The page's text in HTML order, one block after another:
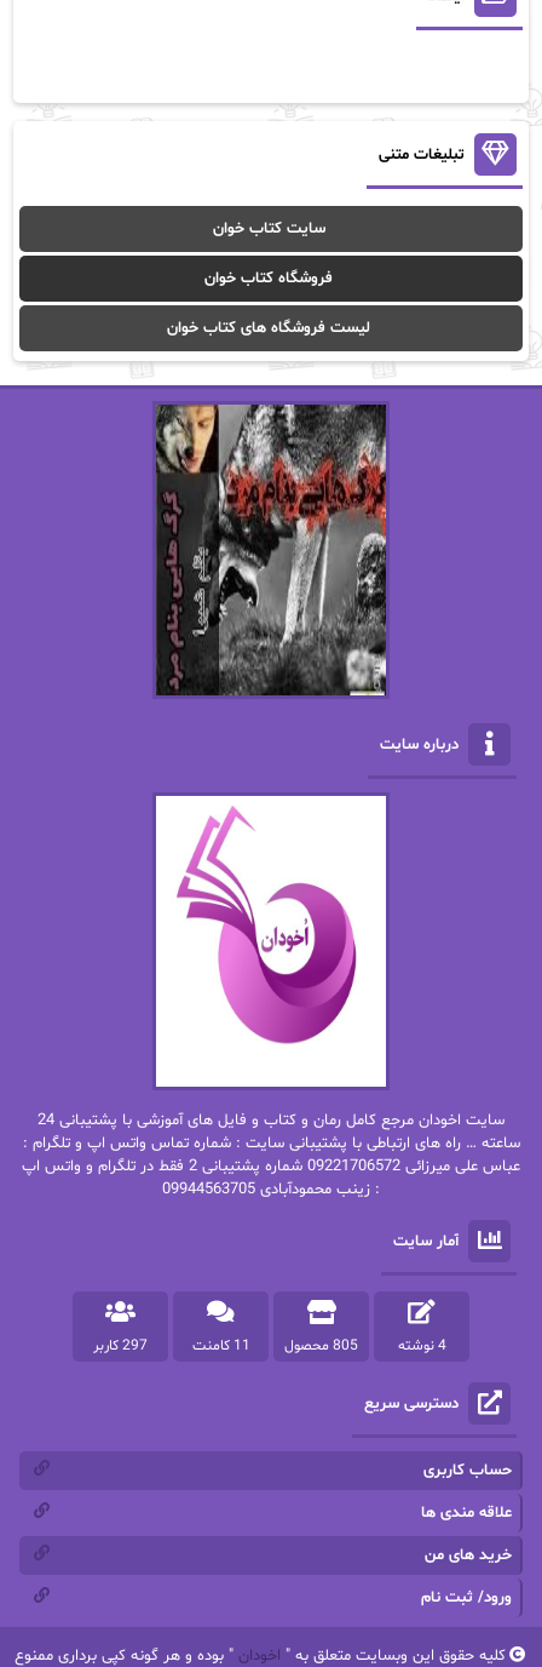
آن ماری سلینکو آنا تاد
آنالیا
آوا موسوی آیدا (Aixi)
آیدا باقری آیسان صادقی
ا_اصغر زاده ا_اصغرزاده
اریک مورگنشترن از نیلوفر لاری
استل مسکم
اصغر زاده
اکرم محمدی
الف صاد
الکساندر دوما
الناز پاکپور‌
الناز محمدی
امیر فرهی
باران
بهار سلطانی
بهاره شیرازی
بهاره.م
بیتا فرخی
پاتریشیا ویلسون پرتو فرهمند
پرستو اسحقی
پرستو مهاجر
پرهام رسولی
پروانه قدیمی پروانه محمدی
پریسا شکور(طوفان خاموش)
پنلوپه وارد
تاران
ترنم.25
تبلیغات متنی
سایت کتاب خوان
فروشگاه کتاب خوان
لیست فروشگاه های کتاب خوان
درباره سایت
سایت اخودان مرجع کامل رمان و کتاب و فایل های آموزشی با پشتیبانی 24
ساعته … راه های ارتباطی با پشتیبانی سایت : شماره تماس واتس اپ و تلگرام :
عباس علی میرزائی 09221706572 شماره پشتیبانی 2 فقط در تلگرام و واتس اپ
: زینب محمودآبادی 09944563705
آمار سایت
4 نوشته 805 محصول 11 کامنت 297 کاربر
دسترسی سریع
حساب کاربری
علاقه مندی ها
خرید های من
ورود/ ثبت نام
کلیه حقوق این وبسایت متعلق به " اخودان " بوده و هر گونه کپی برداری ممنوع